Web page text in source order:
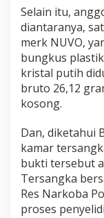
Selain itu,
diantaranya,
merk NUVO,
bungkus
kristal putih
bruto 26,12
kosong.
Dan, diketahui
kamar
bukti tersebut
Tersangka
Res Narkoba
proses